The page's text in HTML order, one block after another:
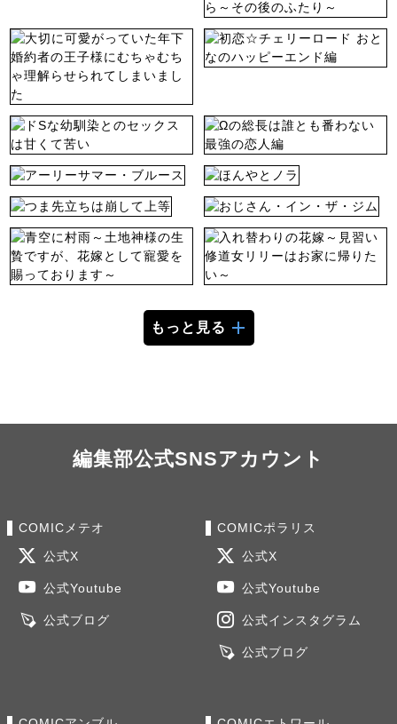
もっと見る
編集部公式SNSアカウント
COMICメテオ
公式X
公式Youtube
公式ブログ
COMICポラリス
公式X
公式Youtube
公式インスタグラム
公式ブログ